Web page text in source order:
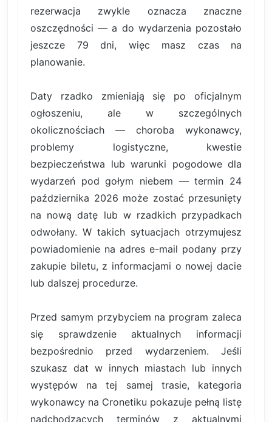
rezerwacja zwykle oznacza znaczne
oszczędności — a do wydarzenia pozostało
jeszcze 79 dni, więc masz czas na
planowanie.
Daty rzadko zmieniają się po oficjalnym
ogłoszeniu, ale w szczególnych
okolicznościach — choroba wykonawcy,
problemy logistyczne, kwestie
bezpieczeństwa lub warunki pogodowe dla
wydarzeń pod gołym niebem — termin 24
października 2026 może zostać przesunięty
na nową datę lub w rzadkich przypadkach
odwołany. W takich sytuacjach otrzymujesz
powiadomienie na adres e-mail podany przy
zakupie biletu, z informacjami o nowej dacie
lub dalszej procedurze.
Przed samym przybyciem na program zaleca
się sprawdzenie aktualnych informacji
bezpośrednio przed wydarzeniem. Jeśli
szukasz dat w innych miastach lub innych
występów na tej samej trasie, kategoria
wykonawcy na Cronetiku pokazuje pełną listę
nadchodzących terminów z aktualnymi